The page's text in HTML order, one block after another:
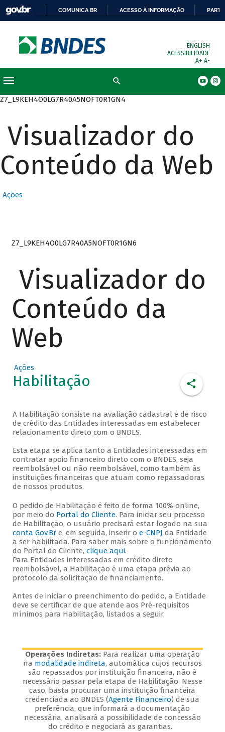
COMUNICA BR ACESSO À INFORMAÇÃO
ENGLISH
ACESSIBILIDADE
A+ A-
Z7_L9KEH4O0LG7R40A5NOFT0R1GN4
Visualizador do
Conteúdo da Web
Ações
Z7_L9KEH4O0LG7R40A5NOFT0R1GN6
Visualizador do
Conteúdo da
Web
Ações
Habilitação
A Habilitação consiste na avaliação cadastral e de risco
de crédito das Entidades interessadas em estabelecer
relacionamento direto com o BNDES.
Esta etapa se aplica tanto a Entidades interessadas em
contratar apoio financeiro direto com o BNDES, seja
reembolsável ou não reembolsável, como também às
instituições financeiras que atuam como repassadoras
de nossos produtos.
O pedido de Habilitação é feito de forma 100% online,
por meio do Portal do Cliente. Para iniciar seu processo
de Habilitação, o usuário precisará estar logado na sua
conta Gov.Bre, em seguida, inserir o e-CNPJ da Entidade
a ser habilitada. Para saber mais sobre o funcionamento
do Portal do Cliente, clique aqui.
Para Entidades interessadas em crédito direto
reembolsável, a Habilitação é uma etapa prévia ao
protocolo da solicitação de financiamento.
Antes de iniciar o preenchimento do pedido, a Entidade
deve se certificar de que atende aos Pré-requisitos
mínimos para Habilitação, listados a seguir.
Operações Indiretas: Para realizar uma operação
na modalidade indireta, automática cujos recursos
são repassados por instituição financeira, não é
necessário passar pela etapa de Habilitação. Nesse
caso, basta procurar uma instituição financeira
credenciada ao BNDES (Agente Financeiro) de sua
preferência, que informará a documentação
necessária, analisará a possibilidade de concessão
do crédito e negociará as garantias.